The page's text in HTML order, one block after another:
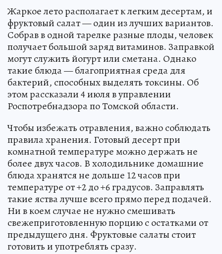
Жаркое лето располагает к легким десертам, и
фруктовый салат — один из лучших вариантов.
Собрав в одной тарелке разные плоды, человек
получает большой заряд витаминов. Заправкой
могут служить йогурт или сметана. Однако
такие блюда — благоприятная среда для
бактерий, способных выделять токсины. Об
этом рассказали 4 июля в управлении
Роспотребнадзора по Томской области.
Чтобы избежать отравления, важно соблюдать
правила хранения. Готовый десерт при
комнатной температуре можно держать не
более двух часов. В холодильнике домашние
блюда хранятся не дольше 12 часов при
температуре от +2 до +6 градусов. Заправлять
такие яства лучше всего прямо перед подачей.
Ни в коем случае не нужно смешивать
свежеприготовленную порцию с остатками от
предыдущего дня. Фруктовые салаты стоит
готовить и употреблять сразу.